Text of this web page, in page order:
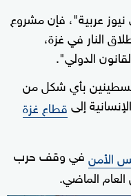
عربية"، فإن مشروع
النار في غزة،
الدولي".
بأي شكل من
إلىقطاع غزة
الأمنفي وقف حرب
العام الماضي.